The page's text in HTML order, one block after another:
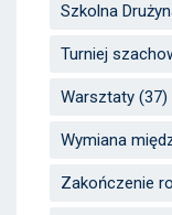
Szkolna
Turniej
Warsztaty (37)
Wymiana
Zakończenie